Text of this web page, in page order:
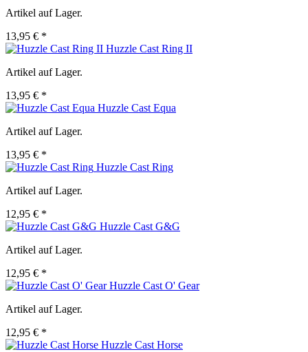
Artikel auf Lager.
13,95 € *
Huzzle Cast Ring II
Artikel auf Lager.
13,95 € *
Huzzle Cast Equa
Artikel auf Lager.
13,95 € *
Huzzle Cast Ring
Artikel auf Lager.
12,95 € *
Huzzle Cast G&G
Artikel auf Lager.
12,95 € *
Huzzle Cast O' Gear
Artikel auf Lager.
12,95 € *
Huzzle Cast Horse